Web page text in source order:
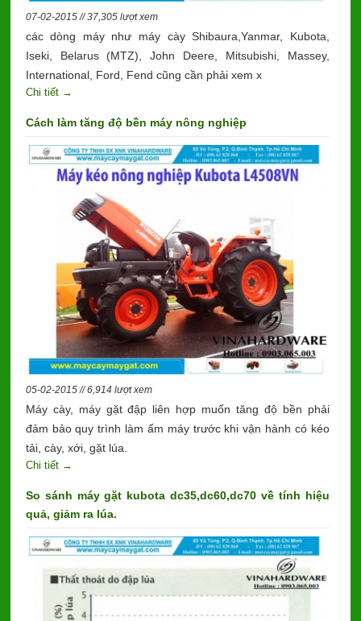
07-02-2015 // 37,305 lượt xem
các dòng máy như máy cày Shibaura,Yanmar, Kubota,
Iseki, Belarus (MTZ), John Deere, Mitsubishi, Massey,
International, Ford, Fend cũng cần phải xem x
Chi tiết →
Cách làm tăng độ bền máy nông nghiệp
05-02-2015 // 6,914 lượt xem
Máy cày, máy gặt đập liên hợp muốn tăng độ bền phải
đảm bảo quy trình làm ấm máy trước khi vận hành có kéo
tải, cày, xới, gặt lúa.
Chi tiết →
So sánh máy gặt kubota dc35,dc60,dc70 về tính hiệu
quả, giảm ra lúa.